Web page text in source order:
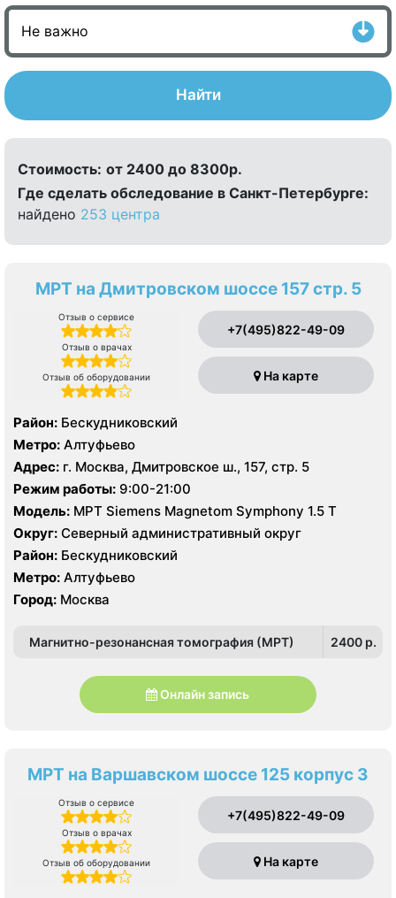
Найти
Стоимость: от 2400 до 8300р.
Где сделать обследование в Санкт-Петербурге:
найдено 253 центра
МРТ на Дмитровском шоссе 157 стр. 5
Отзыв о сервисе
Отзыв о врачах
Отзыв об оборудовании
+7(495)822-49-09
На карте
Район: Бескудниковский
Метро: Алтуфьево
Адрес: г. Москва, Дмитровское ш., 157, стр. 5
Режим работы: 9:00-21:00
Модель:
МРТ Siemens Magnetom Symphony 1.5 Т
Округ: Северный административный округ
Район: Бескудниковский
Метро: Алтуфьево
Город: Москва
Магнитно-резонансная томография (МРТ) 2400 p.
Онлайн запись
МРТ на Варшавском шоссе 125 корпус 3
Отзыв о сервисе
Отзыв о врачах
Отзыв об оборудовании
+7(495)822-49-09
На карте